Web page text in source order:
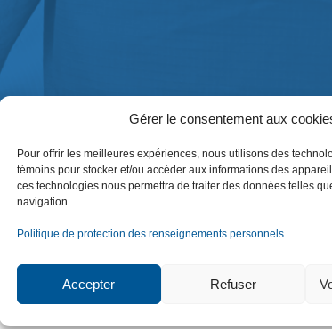
Gérer le consentement aux
Pour offrir les meilleures expériences, nous utilisons des
témoins pour stocker et/ou accéder aux informations des
ces technologies nous permettra de traiter des données telles
navigation.
Politique de protection des renseignements personnels
Accepter Refuser